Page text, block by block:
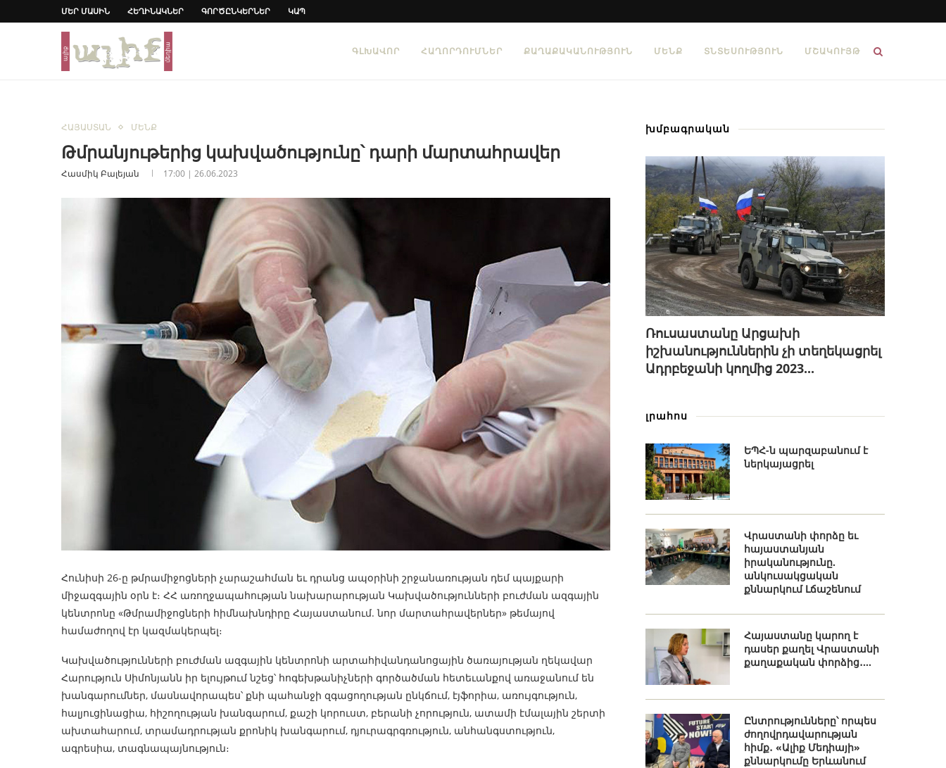
ՄԵՐ ՄԱՍԻՆ ՀԵՂԻՆԱԿՆԵՐ ԳՈՐԾԸՆԿԵՐՆԵՐ ԿԱՊ
ԳԼԽԱՎՈՐ ՀԱՂՈՐԴՈՒՄՆԵՐ ՔԱՂԱՔԱԿԱՆՈՒԹՅՈՒՆ ՄԵՆՔ ՏՆՏԵՍՈՒԹՅՈՒՆ ՄՇԱԿՈՒՅԹ
ՀԱՅԱՍՏԱՆ ՄԵՆՔ
Թմրանյութերից կախվածությունը՝ դարի մարտահրավեր
Հասմիկ Բալեյան 17:00 | 26.06.2023
Հունիսի 26-ը թմրամիջոցների չարաշահման եւ դրանց ապօրինի շրջանառության դեմ պայքարի
միջազգային օրն է։ ՀՀ առողջապահության նախարարության Կախվածությունների բուժման ազգային
կենտրոնը «Թմրամիջոցների հիմնախնդիրը Հայաստանում. նոր մարտահրավերներ» թեմայով
համաժողով էր կազմակերպել։
Կախվածությունների բուժման ազգային կենտրոնի արտահիվանդանոցային ծառայության ղեկավար
Հարություն Սիմոնյանն իր ելույթում նշեց՝ հոգեխթանիչների գործածման հետեւանքով առաջանում են
խանգարումներ, մասնավորապես՝ քնի պահանջի զգացողության ընկճում, էյֆորիա, առույգություն,
հալյուցինացիա, հիշողության խանգարում, քաշի կորուստ, բերանի չորություն, ատամի էմալային շերտի
ախտահարում, տրամադրության քրոնիկ խանգարում, դյուրագրգռություն, անհանգստություն,
ագրեսիա, տագնապայնություն։
խմբագրական
Ռուսաստանը Արցախի
իշխանություններին չի տեղեկացրել
Ադրբեջանի կողմից 2023...
լրահոս
ԵՊՀ-ն պարզաբանում է
ներկայացրել
Վրաստանի փորձը եւ
հայաստանյան
իրականությունը.
անկուսակցական
քննարկում Լճաշենում
Հայաստանը կարող է
դասեր քաղել Վրաստանի
քաղաքական փորձից․...
Ընտրությունները՝ որպես
ժողովրդավարության
հիմք․ «Ալիք Մեդիայի»
քննարկումը Երևանում